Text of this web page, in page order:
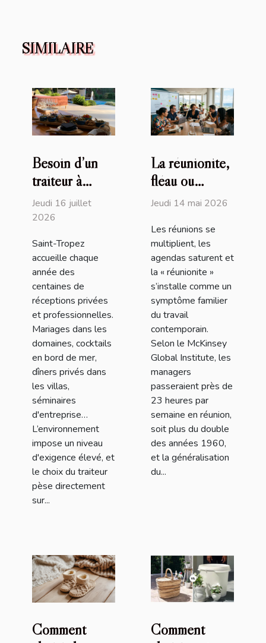
SIMILAIRE
Besoin d’un
traiteur à
Saint-Tropez
(83) ? David
grand jeu !
Jeudi 16 juillet
2026
Saint-Tropez
accueille chaque
année des
centaines de
réceptions privées
et professionnelles.
Mariages dans les
domaines, cocktails
en bord de mer,
dîners privés dans
les villas,
séminaires
d'entreprise…
L’environnement
impose un niveau
d'exigence élevé, et
le choix du traiteur
pèse directement
sur...
La réunionite,
fléau ou
opportunité
leadership
moderne
Jeudi 14 mai 2026
Les réunions se
multiplient, les
agendas saturent et
la « réunionite »
s’installe comme un
symptôme familier
du travail
contemporain.
Selon le McKinsey
Global Institute, les
managers
passeraient près de
23 heures par
semaine en réunion,
soit plus du double
des années 1960,
et la généralisation
du...
Comment
Comment